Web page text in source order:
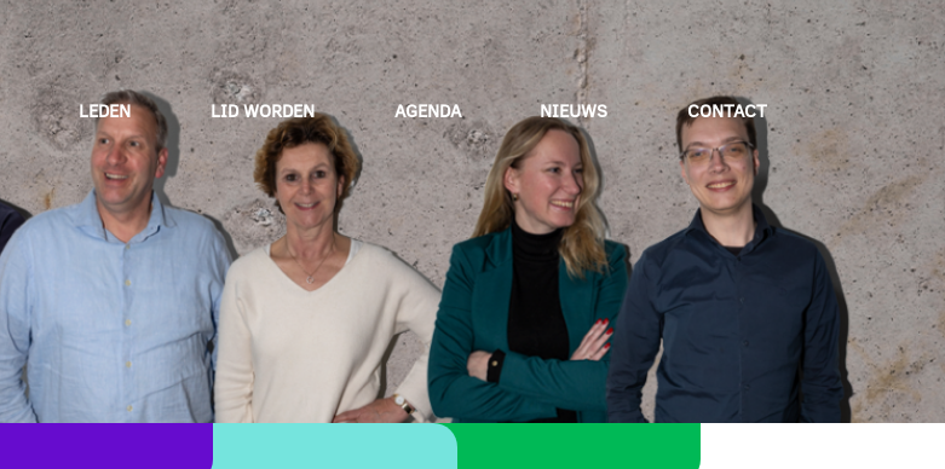
LEDEN LID WORDEN AGENDA NIEUWS CONTACT